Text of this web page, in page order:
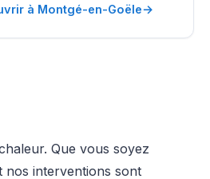
à Montgé-en-Goële→
Que vous soyez
nos interventions sont